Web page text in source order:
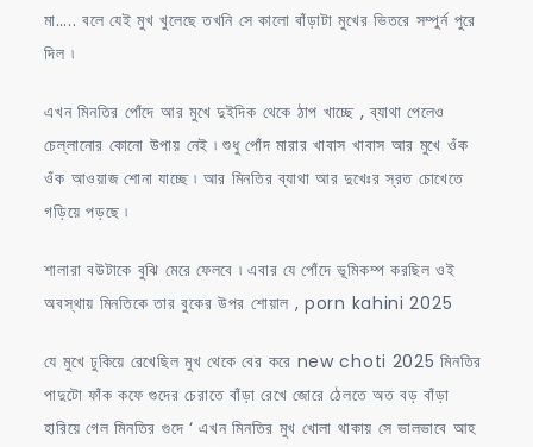
মা….. বলে যেই মুখ খুলেছে তখনি সে কালো বাঁড়াটা মুখের ভিতরে সম্পুর্ন পুরে
দিল ৷
এখন মিনতির পোঁদে আর মুখে দুইদিক থেকে ঠাপ খাচ্ছে , ব্যাথা পেলেও
চেল্লানোর কোনো উপায় নেই ৷ শুধু পোঁদ মারার খাবাস খাবাস আর মুখে ওঁক
ওঁক আওয়াজ শোনা যাচ্ছে ৷ আর মিনতির ব্যাথা আর দুখেঃর স্রত চোখেতে
গড়িয়ে পড়ছে ৷
শালারা বউটাকে বুঝি মেরে ফেলবে ৷ এবার যে পোঁদে ভূমিকম্প করছিল ওই
অবস্থায় মিনতিকে তার বুকের উপর শোয়াল , porn kahini 2025
যে মুখে ঢুকিয়ে রেখেছিল মুখ থেকে বের করে new choti 2025 মিনতির
পাদুটো ফাঁক কফে গুদের চেরাতে বাঁড়া রেখে জোরে ঠেলতে অত বড় বাঁড়া
হারিয়ে গেল মিনতির গুদে ‘ এখন মিনতির মুখ খোলা থাকায় সে ভালভাবে আহ